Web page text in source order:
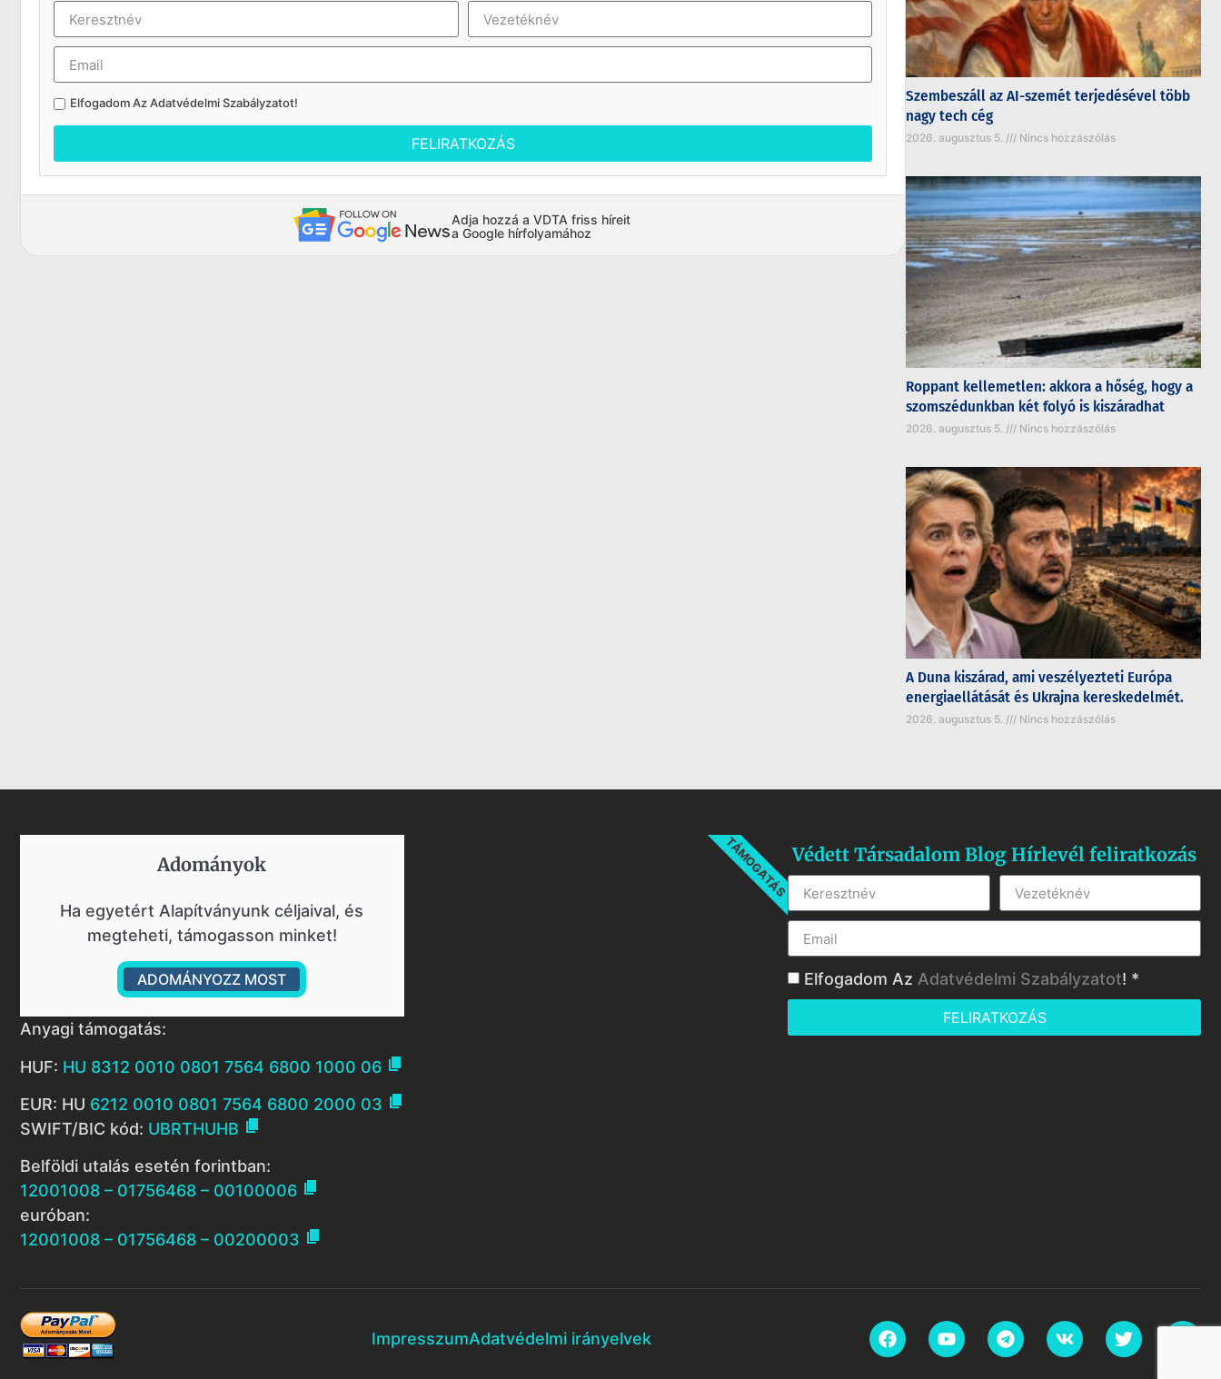
Elfogadom AzAdatvédelmi Szabályzatot!
FELIRATKOZÁS
Adja hozzá a VDTA friss híreit
a Google hírfolyamához
Szembeszáll az AI-szemét terjedésével több
nagy tech cég
2026. augusztus 5. Nincs hozzászólás
Roppant kellemetlen: akkora a hőség, hogy a
szomszédunkban két folyó is kiszáradhat
2026. augusztus 5. Nincs hozzászólás
A Duna kiszárad, ami veszélyezteti Európa
energiaellátását és Ukrajna kereskedelmét.
2026. augusztus 5. Nincs hozzászólás
Adományok​
Ha egyetért Alapítványunk céljaival, és
megteheti, támogasson minket!
ADOMÁNYOZZ MOST
TÁMOGATÁS
Anyagi támogatás:
HUF: HU 8312 0010 0801 7564 6800 1000 06 
EUR: HU 6212 0010 0801 7564 6800 2000 03 
SWIFT/BIC kód: UBRTHUHB 
Belföldi utalás esetén forintban:
12001008 – 01756468 – 00100006 
euróban:
12001008 – 01756468 – 00200003 
Védett Társadalom Blog Hírlevél feliratkozás
Elfogadom Az Adatvédelmi Szabályzatot! *
FELIRATKOZÁS
ImpresszumAdatvédelmi irányelvek